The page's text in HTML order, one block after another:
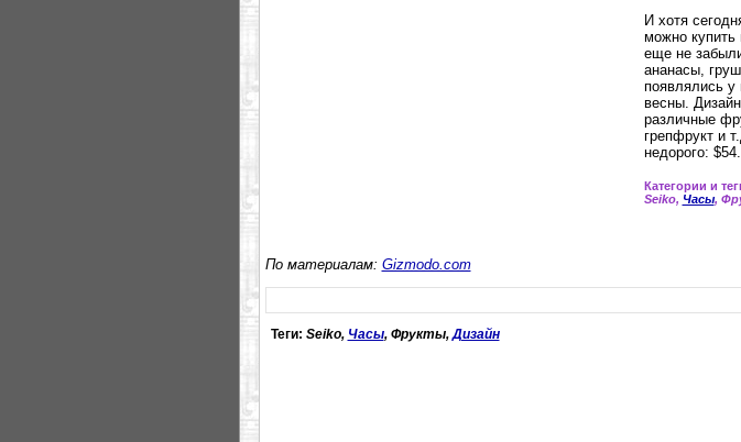
И хотя
можно
еще не
ананасы,
появлялись у
весны.
различные
грепфрукт и
недорого: $54.
Категории и
Seiko, Часы,
По материалам: Gizmodo.com
Теги: Seiko, Часы, Фрукты, Дизайн